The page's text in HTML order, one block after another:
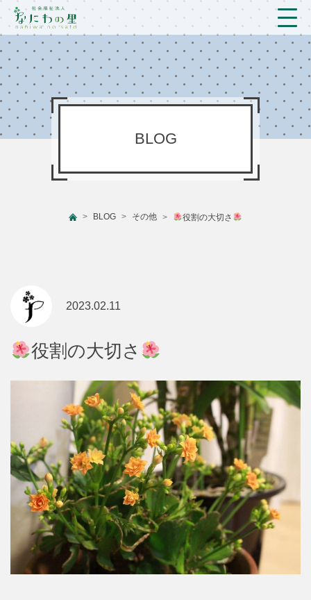
トップ
法人概要/アクセス
こども/相談支援
新着情報
BLOG
BLOG その他 役割の大切さ
2023.02.11
役割の大切さ